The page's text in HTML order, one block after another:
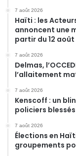
7 août 2026
Haïti : les
annoncent une
partir du 12 août
7 août 2026
Delmas,
l’allaitement
7 août 2026
Kenscoff : un
policiers
7 août 2026
Élections en
groupements